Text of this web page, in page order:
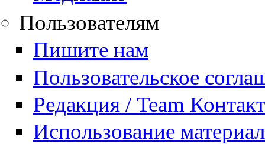
Пользователям
Пишите нам
Пользовательское
Редакция / Team
Использование